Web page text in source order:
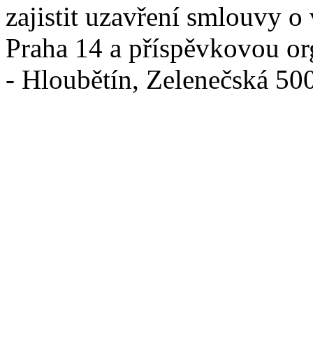
zajistit uzavření smlouvy
Praha 14 a příspěvkovou
- Hloubětín, Zelenečská